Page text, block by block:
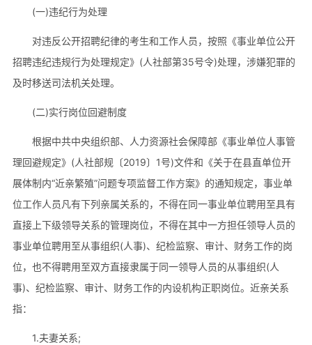
(一)违纪行为处理
对违反公开招聘纪律的考生和工作人员，按照《事业单位公开
招聘违纪违规行为处理规定》(人社部第35号令)处理，涉嫌犯罪的
及时移送司法机关处理。
(二)实行岗位回避制度
根据中共中央组织部、人力资源社会保障部《事业单位人事管
理回避规定》(人社部规〔2019〕1号)文件和《关于在县直单位开
展体制内“近亲繁殖”问题专项监督工作方案》的通知规定，事业单
位工作人员凡有下列亲属关系的，不得在同一事业单位聘用至具有
直接上下级领导关系的管理岗位，不得在其中一方担任领导人员的
事业单位聘用至从事组织(人事)、纪检监察、审计、财务工作的岗
位，也不得聘用至双方直接隶属于同一领导人员的从事组织(人
事)、纪检监察、审计、财务工作的内设机构正职岗位。近亲关系
指：
1.夫妻关系;